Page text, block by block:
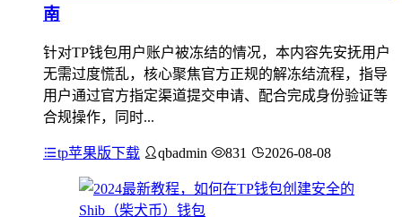
南
针对TP钱包用户账户被冻结的情况，本内容先安抚用户
无需过度慌乱，核心聚焦官方正规的解冻结流程，指导
用户通过官方指定渠道提交申请、配合完成身份验证等
合规操作，同时...
tp苹果版下载 qbadmin 831 2026-08-08